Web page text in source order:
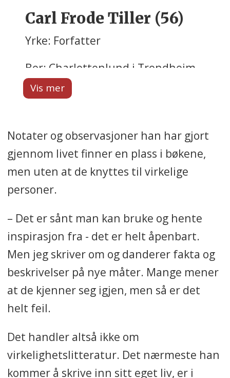
Carl Frode Tiller (56)
Yrke: Forfatter
Bor: Charlottenlund i Trondheim,
oppvokst i Namsos
serien Arbeidarhjerte
Notater og observasjoner han har gjort
gjennom livet finner en plass i bøkene,
men uten at de knyttes til virkelige
personer.
– Det er sånt man kan bruke og hente
inspirasjon fra - det er helt åpenbart.
Men jeg skriver om og danderer fakta og
beskrivelser på nye måter. Mange mener
at de kjenner seg igjen, men så er det
helt feil.
Det handler altså ikke om
virkelighetslitteratur. Det nærmeste han
kommer å skrive inn sitt eget liv, er i